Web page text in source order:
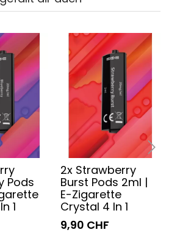
Pods
1
2x Strawberry
Burst Pods 2ml |
E-Zigarette
Crystal 4 In 1
9,90 CHF